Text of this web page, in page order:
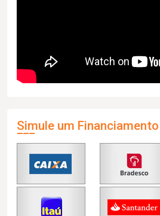
Simule um Financiamento